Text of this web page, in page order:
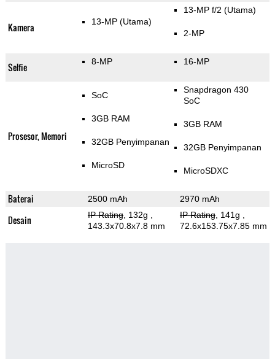
Kamera 13-MP (Utama)
13-MP f/2 (Utama)
2-MP
Selfie 8-MP 16-MP
Prosesor, Memori
SoC
3GB RAM
32GB Penyimpanan
MicroSD
Snapdragon 430
SoC
3GB RAM
32GB Penyimpanan
MicroSDXC
Baterai 2500 mAh 2970 mAh
Desain IP Rating, 132g
143.3x70.8x7.8 mm
IP Rating, 141g
72.6x153.75x7.85 mm